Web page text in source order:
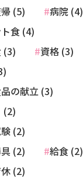
(5)
病院 (4)
食 (4)
(3)
資格 (3)
の献立 (3)
(2)
(2)
(2)
給食 (2)
(2)